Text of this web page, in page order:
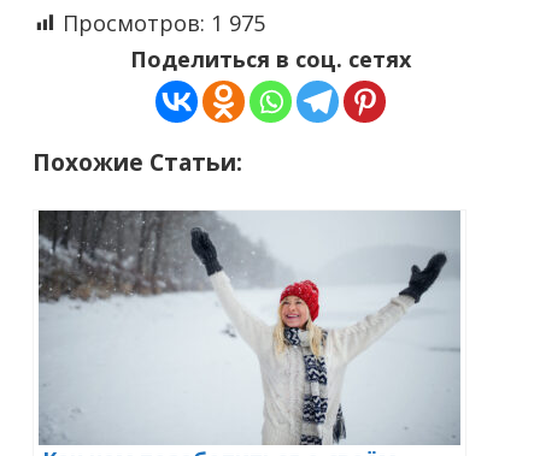
Просмотров: 1 975
Поделиться в соц. сетях
Похожие Статьи: